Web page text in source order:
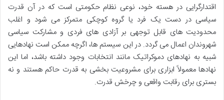
اقتدارگرایی در هسته خود، نوعی نظام حکومتی است که در آن قدرت
سیاسی در دست یک فرد یا گروه کوچکی متمرکز می شود و اغلب
محدودیت های قابل توجهی بر آزادی های فردی و مشارکت سیاسی
شهروندان اعمال می گردد. در این سیستم ها، اگرچه ممکن است نهادهایی
شبیه به نهادهای دموکراتیک مانند انتخابات وجود داشته باشد، اما این
نهادها معمولاً ابزاری برای مشروعیت بخشی به قدرت حاکم هستند و نه
بستری برای رقابت واقعی و چرخش قدرت.